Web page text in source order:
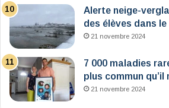
Alerte neige-
des élèves dans
21 novembre 2024
7 000 maladies
plus commun qu’il
21 novembre 2024